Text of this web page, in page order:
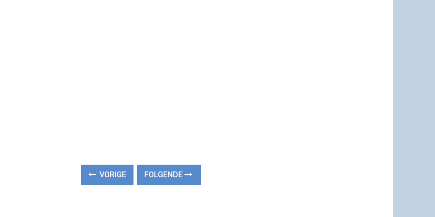
VORIGE FOLGENDE